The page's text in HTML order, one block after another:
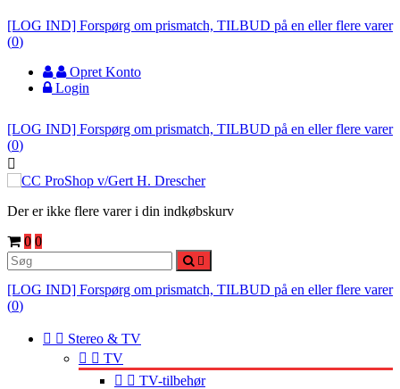
[LOG IND] Forspørg om prismatch, TILBUD på en eller flere varer
(0)
Opret Konto
Login
[LOG IND] Forspørg om prismatch, TILBUD på en eller flere varer
(0)

Der er ikke flere varer i din indkøbskurv
0 0

[LOG IND] Forspørg om prismatch, TILBUD på en eller flere varer
(0)
  Stereo & TV
  TV
  TV-tilbehør